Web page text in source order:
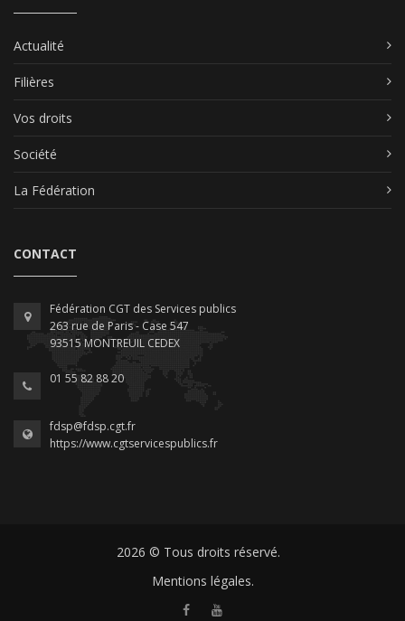
Actualité
Filières
Vos droits
Société
La Fédération
CONTACT
Fédération CGT des Services publics
263 rue de Paris - Case 547
93515 MONTREUIL CEDEX
01 55 82 88 20
fdsp@fdsp.cgt.fr
https://www.cgtservicespublics.fr
2026 © Tous droits réservé.
Mentions légales.